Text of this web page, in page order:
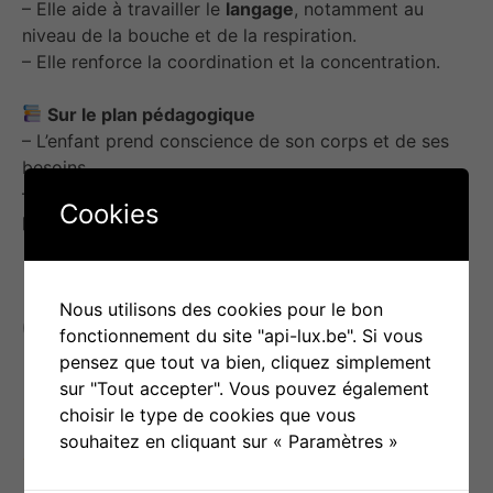
– Elle aide à travailler le langage, notamment au
niveau de la bouche et de la respiration.
– Elle renforce la coordination et la concentration.
Sur le plan pédagogique
– L’enfant prend conscience de son corps et de ses
besoins.
– Il apprend à
par effet miroir, de lui-même.
Objectif(s) d’utilisation
Objectifs principaux:
Cookies
Nous utilisons des cookies pour le bon
fonctionnement du site "api-lux.be". Si vous
pensez que tout va bien, cliquez simplement
sur "Tout accepter". Vous pouvez également
choisir le type de cookies que vous
souhaitez en cliquant sur « Paramètres »